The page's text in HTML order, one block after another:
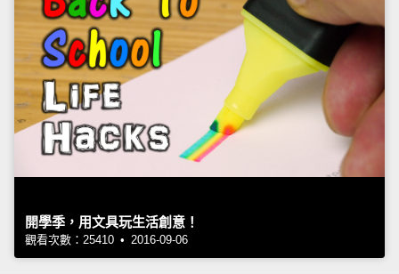
開學季，用文具玩生活創意！
觀看次數：25410 • 2016-09-06